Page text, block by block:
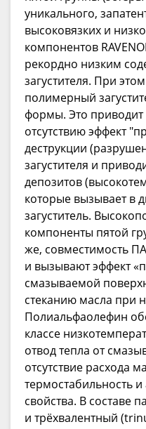
уникального,
высоковязких и
компонентов
рекордно низким
загустителя. При
полимерный
формы. Это приводит
отсутствию эффект
деструкции
загустителя и
депозитов
которые вызывает в
загуститель.
компоненты пятой
же, совместимость
и вызывают эффект
смазываемой
стеканию масла при
Полиальфаолефин
классе
отвод тепла от
отсутствие расхода
термостабильность
свойства. В составе
и трёхвалентный